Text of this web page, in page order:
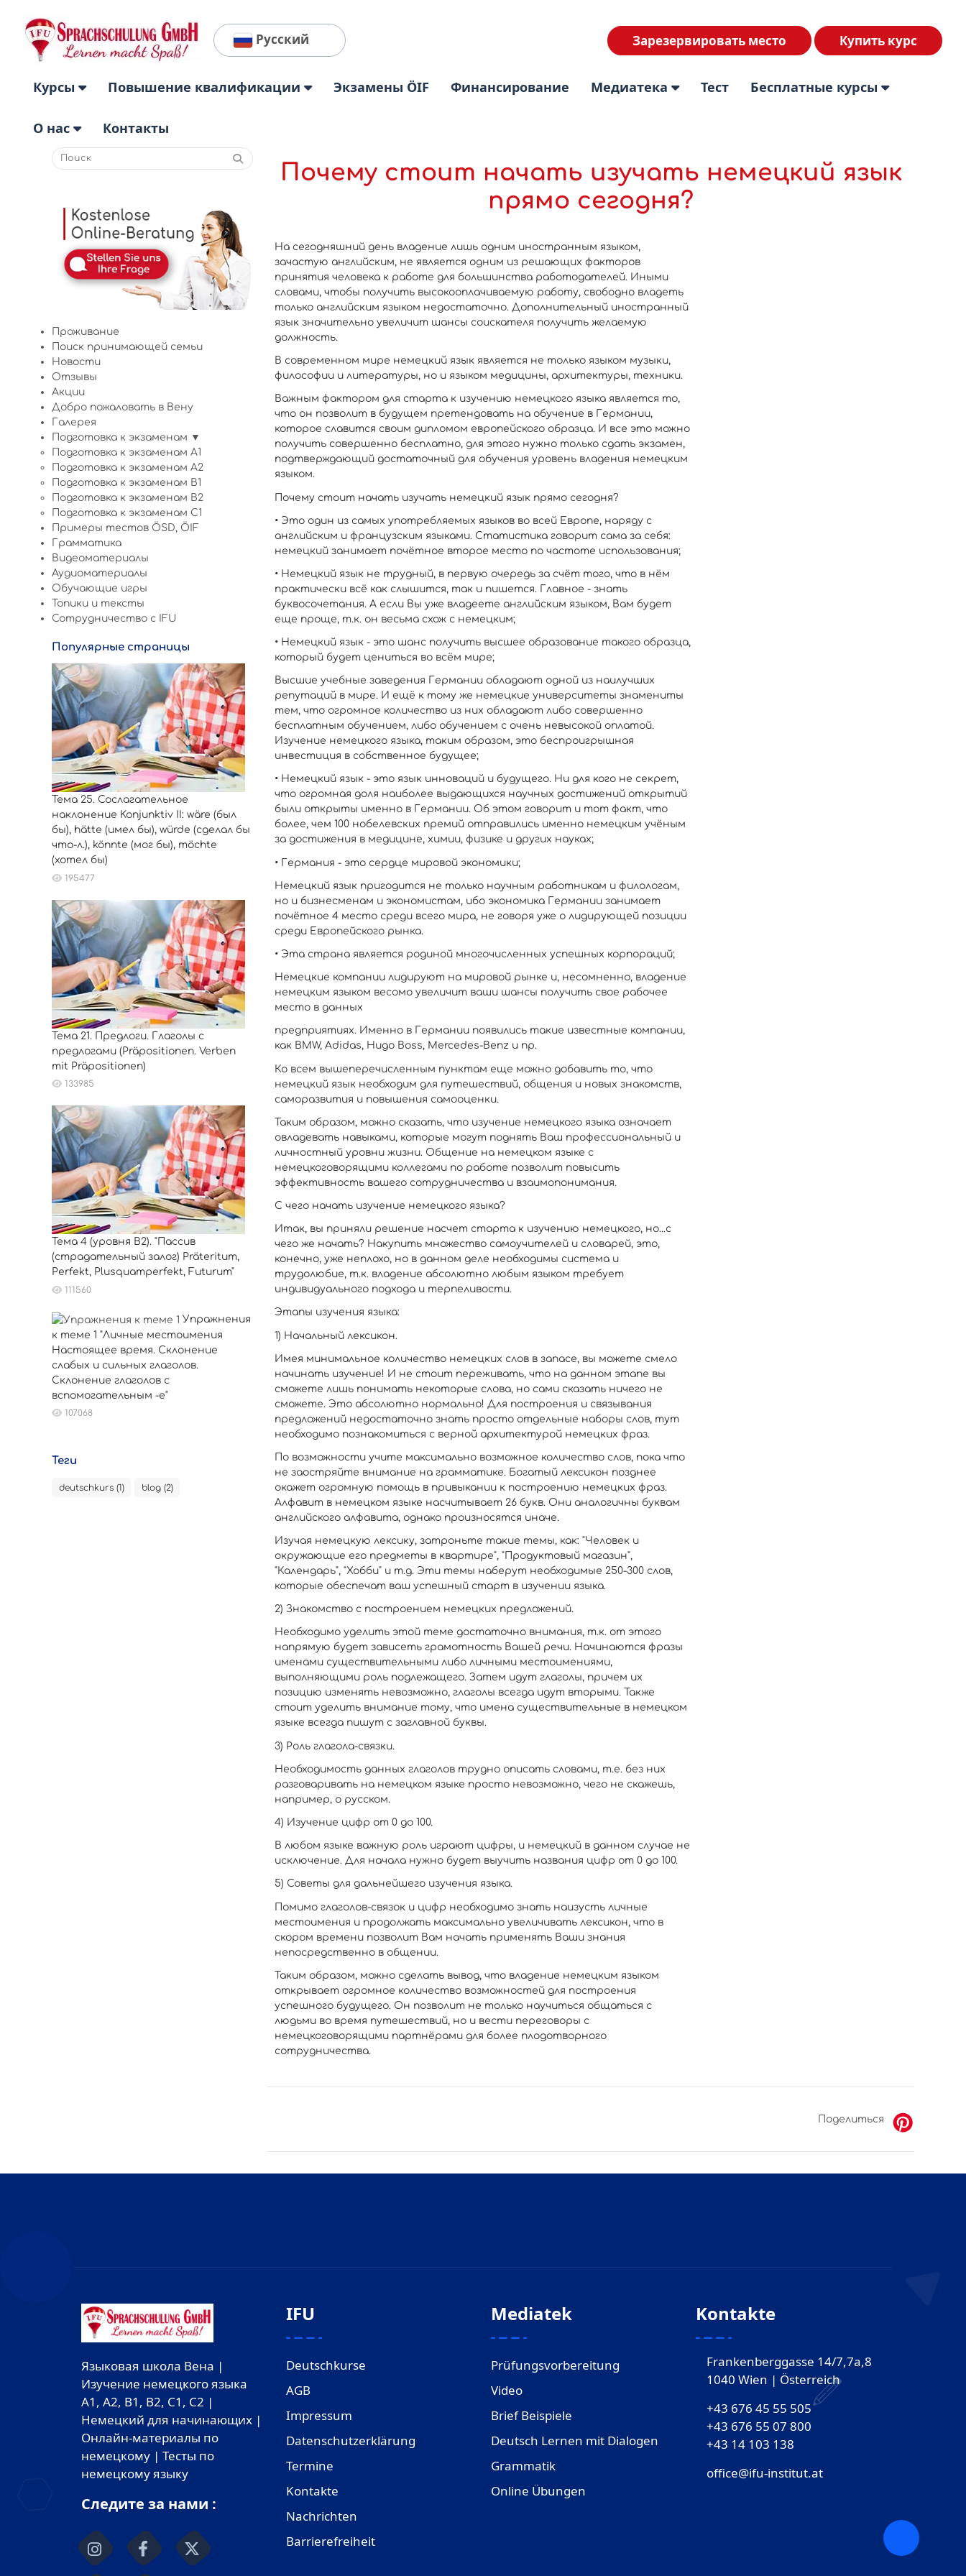
Русский Купить курс
Зарезервировать место
Курсы Повышение квалификации Экзамены ÖIF Финансирование Медиатека Тест Бесплатные курсы
О нас Контакты
Проживание
Поиск принимающей семьи
Новости
Отзывы
Акции
Добро пожаловать в Вену
Галерея
Подготовка к экзаменам ▼
Подготовка к экзаменам A1
Подготовка к экзаменам A2
Подготовка к экзаменам B1
Подготовка к экзаменам B2
Подготовка к экзаменам C1
Примеры тестов ÖSD, ÖIF
Грамматика
Видеоматериалы
Аудиоматериалы
Обучающие игры
Топики и тексты
Сотрудничество c IFU
Популярные страницы
Тема 25. Сослагательное
наклонение Konjunktiv II: wäre (был
бы), hätte (имел бы), würde (сделал бы
что-л.), könnte (мог бы), möchte
(хотел бы)
195477
Тема 21. Предлоги. Глаголы с
предлогами (Präpositionen. Verben
mit Präpositionen)
133985
Тема 4 (уровня B2). "Пассив
(страдательный залог) Präteritum,
Perfekt, Plusquamperfekt, Futurum"
111560
Упражнения
к теме 1 "Личные местоимения
Настоящее время. Склонение
слабых и сильных глаголов.
Склонение глаголов с
вспомогательным -е"
107068
Теги
deutschkurs (1) blog (2)
Почему стоит начать изучать немецкий язык
прямо сегодня?
На сегодняшний день владение лишь одним иностранным языком,
зачастую английским, не является одним из решающих факторов
принятия человека к работе для большинства работодателей. Иными
словами, чтобы получить высокооплачиваемую работу, свободно владеть
только английским языком недостаточно. Дополнительный иностранный
язык значительно увеличит шансы соискателя получить желаемую
должность.
В современном мире немецкий язык является не только языком музыки,
философии и литературы, но и языком медицины, архитектуры, техники.
Важным фактором для старта к изучению немецкого языка является то,
что он позволит в будущем претендовать на обучение в Германии,
которое славится своим дипломом европейского образца. И все это можно
получить совершенно бесплатно, для этого нужно только сдать экзамен,
подтверждающий достаточный для обучения уровень владения немецким
языком.
Почему стоит начать изучать немецкий язык прямо сегодня?
• Это один из самых употребляемых языков во всей Европе, наряду с
английским и французским языками. Статистика говорит сама за себя:
немецкий занимает почётное второе место по частоте использования;
• Немецкий язык не трудный, в первую очередь за счёт того, что в нём
практически всё как слышится, так и пишется. Главное - знать
буквосочетания. А если Вы уже владеете английским языком, Вам будет
еще проще, т.к. он весьма схож с немецким;
• Немецкий язык - это шанс получить высшее образование такого образца,
который будет цениться во всём мире;
Высшие учебные заведения Германии обладают одной из наилучших
репутаций в мире. И ещё к тому же немецкие университеты знамениты
тем, что огромное количество из них обладают либо совершенно
бесплатным обучением, либо обучением с очень невысокой оплатой.
Изучение немецкого языка, таким образом, это беспроигрышная
инвестиция в собственное будущее;
• Немецкий язык - это язык инноваций и будущего. Ни для кого не секрет,
что огромная доля наиболее выдающихся научных достижений открытий
были открыты именно в Германии. Об этом говорит и тот факт, что
более, чем 100 нобелевских премий отправились именно немецким учёным
за достижения в медицине, химии, физике и других науках;
• Германия - это сердце мировой экономики;
Немецкий язык пригодится не только научным работникам и филологам,
но и бизнесменам и экономистам, ибо экономика Германии занимает
почётное 4 место среди всего мира, не говоря уже о лидирующей позиции
среди Европейского рынка.
• Эта страна является родиной многочисленных успешных корпораций;
Немецкие компании лидируют на мировой рынке и, несомненно, владение
немецким языком весомо увеличит ваши шансы получить свое рабочее
место в данных
предприятиях. Именно в Германии появились такие известные компании,
как BMW, Adidas, Hugo Boss, Mercedes-Benz и пр.
Ко всем вышеперечисленным пунктам еще можно добавить то, что
немецкий язык необходим для путешествий, общения и новых знакомств,
саморазвития и повышения самооценки.
Таким образом, можно сказать, что изучение немецкого языка означает
овладевать навыками, которые могут поднять Ваш профессиональный и
личностный уровни жизни. Общение на немецком языке с
немецкоговорящими коллегами по работе позволит повысить
эффективность вашего сотрудничества и взаимопонимания.
С чего начать изучение немецкого языка?
Итак, вы приняли решение насчет старта к изучению немецкого, но...с
чего же начать? Накупить множество самоучителей и словарей, это,
конечно, уже неплохо, но в данном деле необходимы система и
трудолюбие, т.к. владение абсолютно любым языком требует
индивидуального подхода и терпеливости.
Этапы изучения языка:
1) Начальный лексикон.
Имея минимальное количество немецких слов в запасе, вы можете смело
начинать изучение! И не стоит переживать, что на данном этапе вы
сможете лишь понимать некоторые слова, но сами сказать ничего не
сможете. Это абсолютно нормально! Для построения и связывания
предложений недостаточно знать просто отдельные наборы слов, тут
необходимо познакомиться с верной архитектурой немецких фраз.
По возможности учите максимально возможное количество слов, пока что
не заостряйте внимание на грамматике. Богатый лексикон позднее
окажет огромную помощь в привыкании к построению немецких фраз.
Алфавит в немецком языке насчитывает 26 букв. Они аналогичны буквам
английского алфавита, однако произносятся иначе.
Изучая немецкую лексику, затроньте такие темы, как: "Человек и
окружающие его предметы в квартире", "Продуктовый магазин",
"Календарь", "Хобби" и т.д. Эти темы наберут необходимые 250-300 слов,
которые обеспечат ваш успешный старт в изучении языка.
2) Знакомство с построением немецких предложений.
Необходимо уделить этой теме достаточно внимания, т.к. от этого
напрямую будет зависеть грамотность Вашей речи. Начинаются фразы
именами существительными либо личными местоимениями,
выполняющими роль подлежащего. Затем идут глаголы, причем их
позицию изменять невозможно, глаголы всегда идут вторыми. Также
стоит уделить внимание тому, что имена существительные в немецком
языке всегда пишут с заглавной буквы.
3) Роль глагола-связки.
Необходимость данных глаголов трудно описать словами, т.е. без них
разговаривать на немецком языке просто невозможно, чего не скажешь,
например, о русском.
4) Изучение цифр от 0 до 100.
В любом языке важную роль играют цифры, и немецкий в данном случае не
исключение. Для начала нужно будет выучить названия цифр от 0 до 100.
5) Советы для дальнейшего изучения языка.
Помимо глаголов-связок и цифр необходимо знать наизусть личные
местоимения и продолжать максимально увеличивать лексикон, что в
скором времени позволит Вам начать применять Ваши знания
непосредственно в общении.
Таким образом, можно сделать вывод, что владение немецким языком
открывает огромное количество возможностей для построения
успешного будущего. Он позволит не только научиться общаться с
людьми во время путешествий, но и вести переговоры с
немецкоговорящими партнёрами для более плодотворного
сотрудничества.
Поделиться
Языковая школа Вена |
Изучение немецкого языка
A1, A2, B1, B2, C1, C2 |
Немецкий для начинающих |
Онлайн-материалы по
немецкому | Тесты по
немецкому языку
Следите за нами :
IFU
Deutschkurse
AGB
Impressum
Datenschutzerklärung
Termine
Kontakte
Nachrichten
Barrierefreiheit
Mediatek
Prüfungsvorbereitung
Video
Brief Beispiele
Deutsch Lernen mit Dialogen
Grammatik
Online Übungen
Kontakte
Frankenberggasse 14/7,7a,8
1040 Wien | Österreich
+43 676 45 55 505
+43 676 55 07 800
‎+43 14 103 138
office@ifu-institut.at